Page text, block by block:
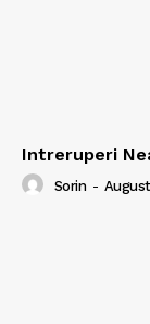
Intreruperi
Sorin -